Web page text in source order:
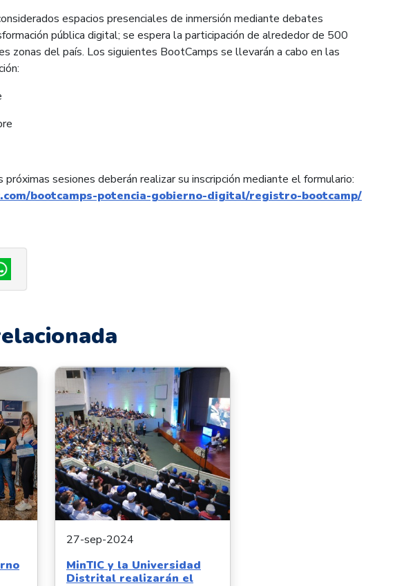
espacios presenciales de inmersión mediante debates
pública digital; se espera la participación de alrededor de 500
zonas del país. Los siguientes BootCamps se llevarán a cabo en las
sesiones deberán realizar su inscripción mediante el formulario:
bootcamps-potencia-gobierno-digital/registro-bootcamp/
27-sep-2024
MinTIC y la Universidad
Distrital realizarán el